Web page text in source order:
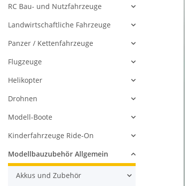
RC Bau- und Nutzfahrzeuge
Landwirtschaftliche Fahrzeuge
Panzer / Kettenfahrzeuge
Flugzeuge
Helikopter
Drohnen
Modell-Boote
Kinderfahrzeuge Ride-On
Modellbauzubehör Allgemein
Akkus und Zubehör